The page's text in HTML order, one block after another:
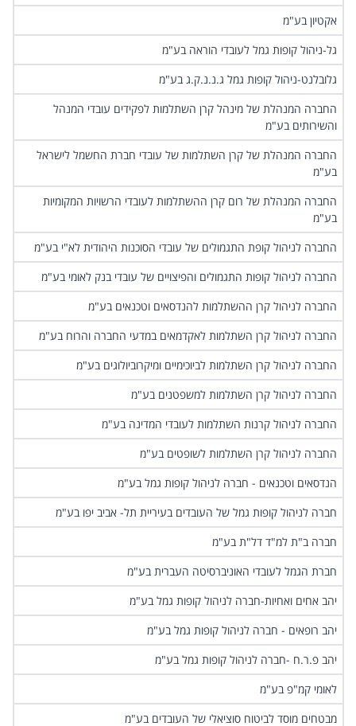
‏אקטיון בע"מ
‏גל-ניהול קופות גמל לעובדי הוראה בע"מ
‏גלובלנט-ניהול קופות גמל ג.נ.נ.ק.ג בע"מ
‏החברה המנהלת של מינהל קרן השתלמות לפקידים עובדי המנהל
והשירותים בע"מ
‏החברה המנהלת של קרן השתלמות של עובדי חברת החשמל לישראל
בע"מ
‏החברה המנהלת של רום קרן ההשתלמות לעובדי הרשויות המקומיות
בע"מ
‏החברה לניהול קופת התגמולים של עובדי הסוכנות היהודית לא"י בע"מ
‏החברה לניהול קופות התגמולים והפיצויים של עובדי בנק לאומי בע"מ
‏החברה לניהול קרן ההשתלמות להנדסאים וטכנאים בע"מ
‏החברה לניהול קרן השתלמות לאקדמאים במדעי החברה והרוח בע"מ
‏החברה לניהול קרן השתלמות לביוכימיים ומיקרוביולוגים בע"מ
‏החברה לניהול קרן השתלמות למשפטנים בע"מ
‏החברה לניהול קרנות השתלמות לעובדי המדינה בע"מ
‏החברה לניהול קרן השתלמות לשופטים בע"מ
‏הנדסאים וטכנאים - חברה לניהול קופות גמל בע"מ
‏חברה לניהול קופות גמל של העובדים בעיריית תל- אביב יפו בע"מ
‏חברה ב"ת למ"ד דל"ת בע"מ
‏חברת הגמל לעובדי האוניברסיטה העברית בע"מ
‏יהב אחים ואחיות-חברה לניהול קופות גמל בע"מ
‏יהב רופאים - חברה לניהול קופות גמל בע"מ
‏יהב פ.ר.ח -חברה לניהול קופות גמל בע"מ
‏לאומי קמ"פ בע"מ
‏מבטחים מוסד לביטוח סוציאלי של העובדים בע"מ